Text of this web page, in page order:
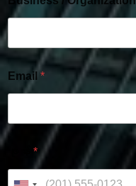
Email *
*